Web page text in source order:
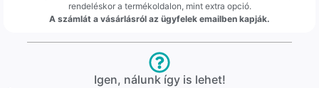
rendeléskor a termékoldalon, mint extra opció.
A számlát a vásárlásról az ügyfelek emailben kapják.
Igen, nálunk így is lehet!